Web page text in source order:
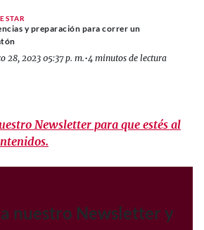
y preparación para correr un
28, 2023 05:37 p. m.•4 minutos de lectura
Newsletter para que estés al
nuestro Newsletter y